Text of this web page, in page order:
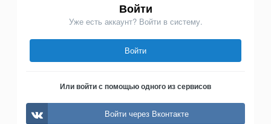
Войти
Уже есть аккаунт? Войти в систему.
Войти
Или войти с помощью одного из сервисов
Войти через Вконтакте